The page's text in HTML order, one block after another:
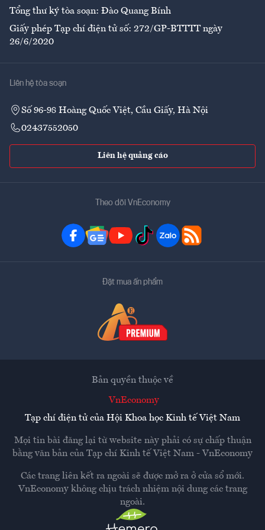
Tổng thư ký tòa soạn: Đào Quang Bính
Giấy phép Tạp chí điện tử số: 272/GP-BTTTT ngày
26/6/2020
Liên hệ tòa soạn
Số 96-98 Hoàng Quốc Việt, Cầu Giấy, Hà Nội
02437552050
Liên hệ quảng cáo
Theo dõi VnEconomy
Đặt mua ấn phẩm
Bản quyền thuộc về
VnEconomy
Tạp chí điện tử của Hội Khoa học Kinh tế Việt Nam
Mọi tin bài đăng lại từ website này phải có sự chấp thuận
bằng văn bản của Tạp chí Kinh tế Việt Nam - VnEconomy
Các trang liên kết ra ngoài sẽ được mở ra ở cửa sổ mới.
VnEconomy không chịu trách nhiệm nội dung các trang
ngoài.